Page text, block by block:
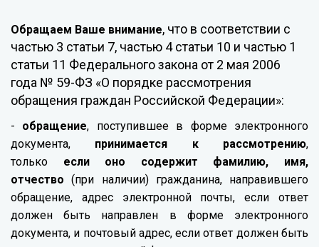
Обращаем Ваше внимание, что в соответствии с
частью 3 статьи 7, частью 4 статьи 10 и частью 1
статьи 11 Федерального закона от 2 мая 2006
года № 59-ФЗ «О порядке рассмотрения
обращения граждан Российской Федерации»:
- обращение, поступившее в форме электронного
документа, принимается к рассмотрению,
только если оно содержит фамилию, имя,
отчество (при наличии) гражданина, направившего
обращение, адрес электронной почты, если ответ
должен быть направлен в форме электронного
документа, и почтовый адрес, если ответ должен быть